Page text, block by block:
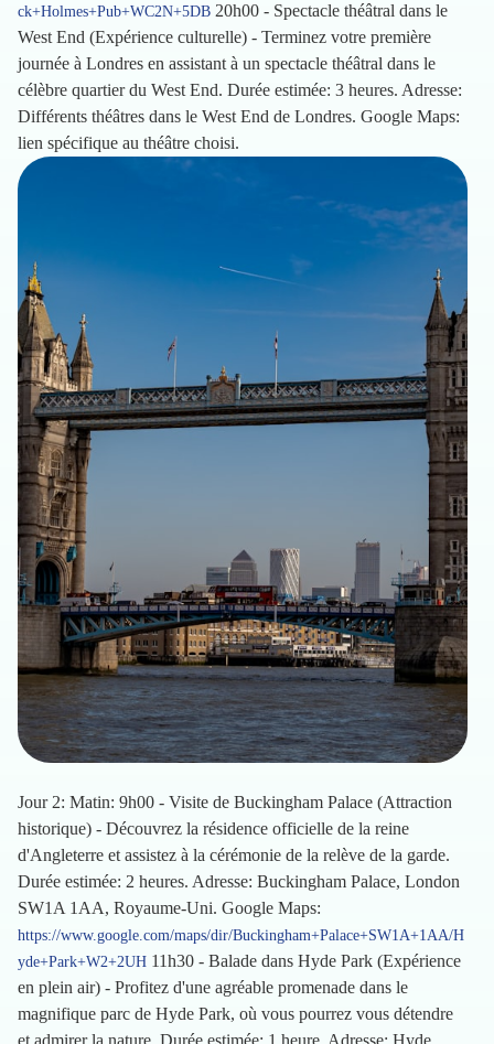
ck+Holmes+Pub+WC2N+5DB 20h00 - Spectacle théâtral dans le
West End (Expérience culturelle) - Terminez votre première
journée à Londres en assistant à un spectacle théâtral dans le
célèbre quartier du West End. Durée estimée: 3 heures. Adresse:
Différents théâtres dans le West End de Londres. Google Maps:
lien spécifique au théâtre choisi.
Jour 2: Matin: 9h00 - Visite de Buckingham Palace (Attraction
historique) - Découvrez la résidence officielle de la reine
d'Angleterre et assistez à la cérémonie de la relève de la garde.
Durée estimée: 2 heures. Adresse: Buckingham Palace, London
SW1A 1AA, Royaume-Uni. Google Maps:
https://www.google.com/maps/dir/Buckingham+Palace+SW1A+1AA/H
yde+Park+W2+2UH 11h30 - Balade dans Hyde Park (Expérience
en plein air) - Profitez d'une agréable promenade dans le
magnifique parc de Hyde Park, où vous pourrez vous détendre
et admirer la nature. Durée estimée: 1 heure. Adresse: Hyde